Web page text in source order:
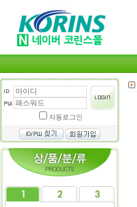
자동로그인